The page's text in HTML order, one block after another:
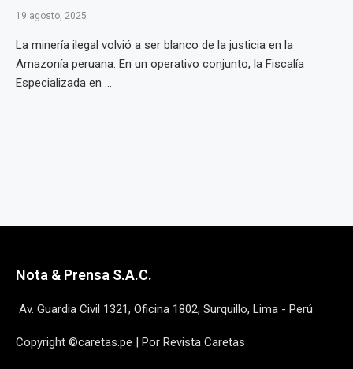
19 agosto, 2025
La minería ilegal volvió a ser blanco de la justicia en la
Amazonía peruana. En un operativo conjunto, la Fiscalía
Especializada en ...
Nota & Prensa S.A.C.
Av. Guardia Civil 1321, Oficina 1802, Surquillo, Lima - Perú
Copyright ©caretas.pe | Por Revista Caretas